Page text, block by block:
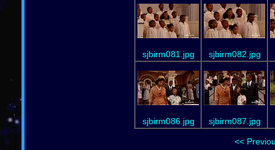
sjbirm081.jpg sjbirm082.jpg
sjbirm086.jpg sjbirm087.jpg
<<